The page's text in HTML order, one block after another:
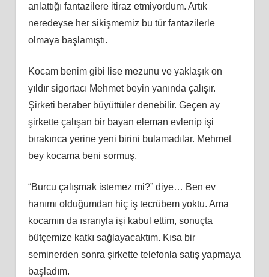
anlattığı fantazilere itiraz etmiyordum. Artık
neredeyse her sikişmemiz bu tür fantazilerle
olmaya başlamıştı.
Kocam benim gibi lise mezunu ve yaklaşık on
yıldır sigortacı Mehmet beyin yanında çalışır.
Şirketi beraber büyüttüler denebilir. Geçen ay
şirkette çalışan bir bayan eleman evlenip işi
bırakınca yerine yeni birini bulamadılar. Mehmet
bey kocama beni sormuş,
“Burcu çalışmak istemez mi?” diye… Ben ev
hanımı olduğumdan hiç iş tecrübem yoktu. Ama
kocamın da ısrarıyla işi kabul ettim, sonuçta
bütçemize katkı sağlayacaktım. Kısa bir
seminerden sonra şirkette telefonla satış yapmaya
başladım.